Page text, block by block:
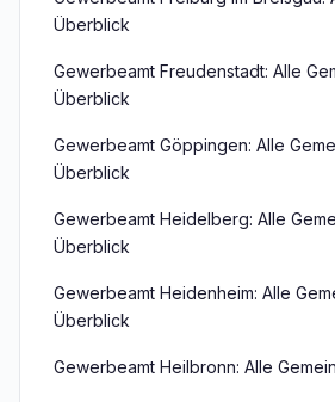
Überblick
Gewerbeamt Freudenstadt: Alle
Überblick
Gewerbeamt Göppingen: Alle
Überblick
Gewerbeamt Heidelberg: Alle
Überblick
Gewerbeamt Heidenheim: Alle
Überblick
Gewerbeamt Heilbronn: Alle